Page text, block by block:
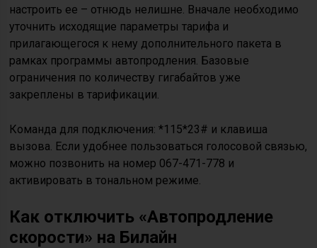
настроить ее – отнюдь нелишне. Вначале необходимо
уточнить исходящие параметры тарифа и
прилагающегося к нему дополнительного пакета в
рамках программы автопродления. Базовые
ограничения по количеству гигабайтов уже
закреплены в тарификации.
Команда для подключения: *115*23# и клавиша
вызова. Если удобнее пользоваться голосовой связью,
можно позвонить на номер 067-471-778 и
активировать в тональном режиме.
Как отключить «Автопродление
скорости» на Билайн